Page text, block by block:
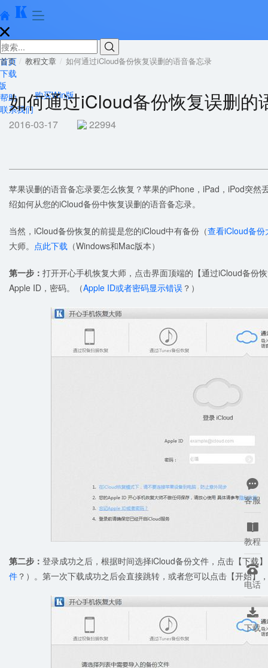
  


首页
下载
购买Win版
帮助
联系我们
首页 教程文章 如何通过iCloud备份恢复误删的语音备忘录
如何通过iCloud备份恢复误删的
2016-03-17 22994
苹果误删的语音备忘录要怎么恢复？苹果的iPhone，iPad，iPod突然
绍如何从您的iCloud备份中恢复误删的语音备忘录。
当然，iCloud备份恢复的前提是您的iCloud中有备份（查看iCloud备份
大师。 点此下载 （Windows和Mac版本）
第一步： 打开开心手机恢复大师，点击界面顶端的【通过iCloud备份
Apple ID，密码。（Apple ID或者密码显示错误 ？）
第二步： 登录成功之后，根据时间选择iCloud备份文件，点击【下载
件 ？）。第一次下载成功之后会直接跳转，或者您可以点击【开始】

客服

教程

电话

下载